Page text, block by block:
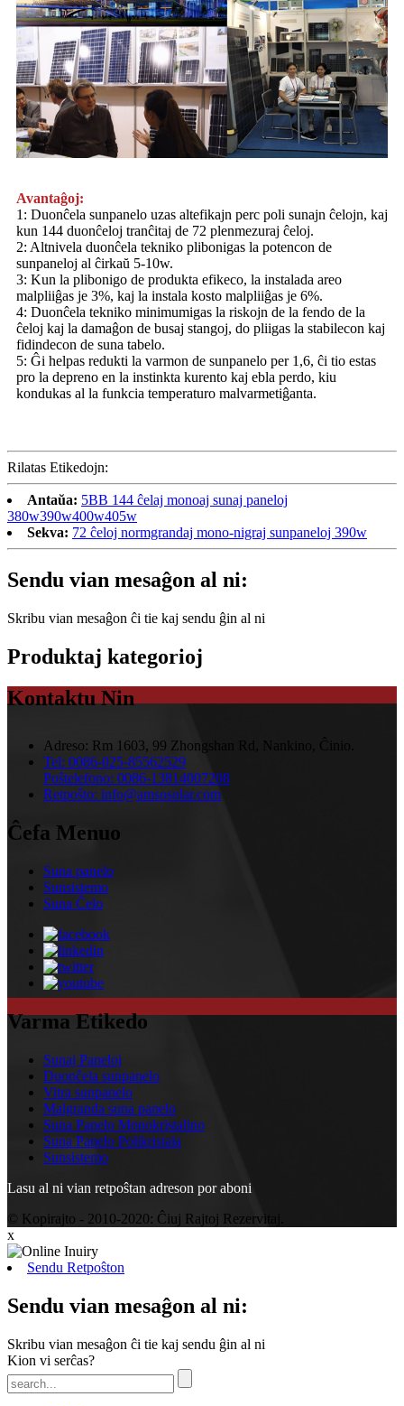
Avantaĝoj:
1: Duonĉela sunpanelo uzas altefikajn perc poli sunajn ĉelojn, kaj
kun 144 duonĉeloj tranĉitaj de 72 plenmezuraj ĉeloj.
2: Altnivela duonĉela tekniko plibonigas la potencon de
sunpaneloj al ĉirkaŭ 5-10w.
3: Kun la plibonigo de produkta efikeco, la instalada areo
malpliiĝas je 3%, kaj la instala kosto malpliiĝas je 6%.
4: Duonĉela tekniko minimumigas la riskojn de la fendo de la
ĉeloj kaj la damaĝon de busaj stangoj, do pliigas la stabilecon kaj
fidindecon de suna tabelo.
5: Ĝi helpas redukti la varmon de sunpanelo per 1,6, ĉi tio estas
pro la depreno en la instinkta kurento kaj ebla perdo, kiu
kondukas al la funkcia temperaturo malvarmetiĝanta.
Rilatas Etikedojn:
Antaŭa: 5BB 144 ĉelaj monoaj sunaj paneloj
380w390w400w405w
Sekva: 72 ĉeloj normgrandaj mono-nigraj sunpaneloj 390w
Sendu vian mesaĝon al ni:
Skribu vian mesaĝon ĉi tie kaj sendu ĝin al ni
Produktaj kategorioj
Kontaktu Nin
Adreso: Rm 1603, 99 Zhongshan Rd, Nankino, Ĉinio.
Tel: 0086-025-85562529
Poŝtelefono: 0086-13814007208
Retpoŝto: info@amsosolar.com
Ĉefa Menuo
Suna panelo
Sunsistemo
Suna Ĉelo
Varma Etikedo
Sunaj Paneloj
Duonĉela sunpanelo
Vitra sunpanelo
Malgranda suna panelo
Suna Panelo Monokristalino
Suna Panelo Polikristala
Sunsistemo
Lasu al ni vian retpoŝtan adreson por aboni
© Kopirajto - 2010-2020: Ĉiuj Rajtoj Rezervitaj.
x
Sendu Retpoŝton
Sendu vian mesaĝon al ni:
Skribu vian mesaĝon ĉi tie kaj sendu ĝin al ni
Kion vi serĉas?